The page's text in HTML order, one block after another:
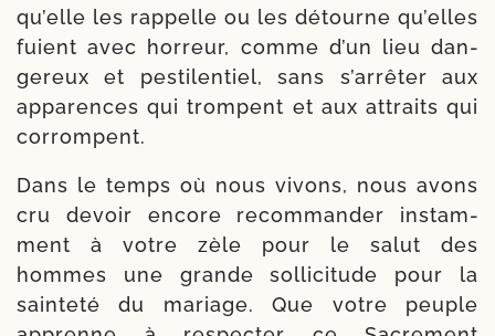
qu’elle les rap­pelle ou les détourne qu’elles
fuient avec hor­reur, comme d’un lieu dan­
ge­reux et pes­ti­len­tiel, sans s’ar­rê­ter aux
appa­rences qui trompent et aux attraits qui
corrompent.
Dans le temps où nous vivons, nous avons
cru devoir encore recom­man­der ins­tam­
ment à votre zèle pour le salut des
hommes une grande sol­li­ci­tude pour la
sain­te­té du mariage. Que votre peuple